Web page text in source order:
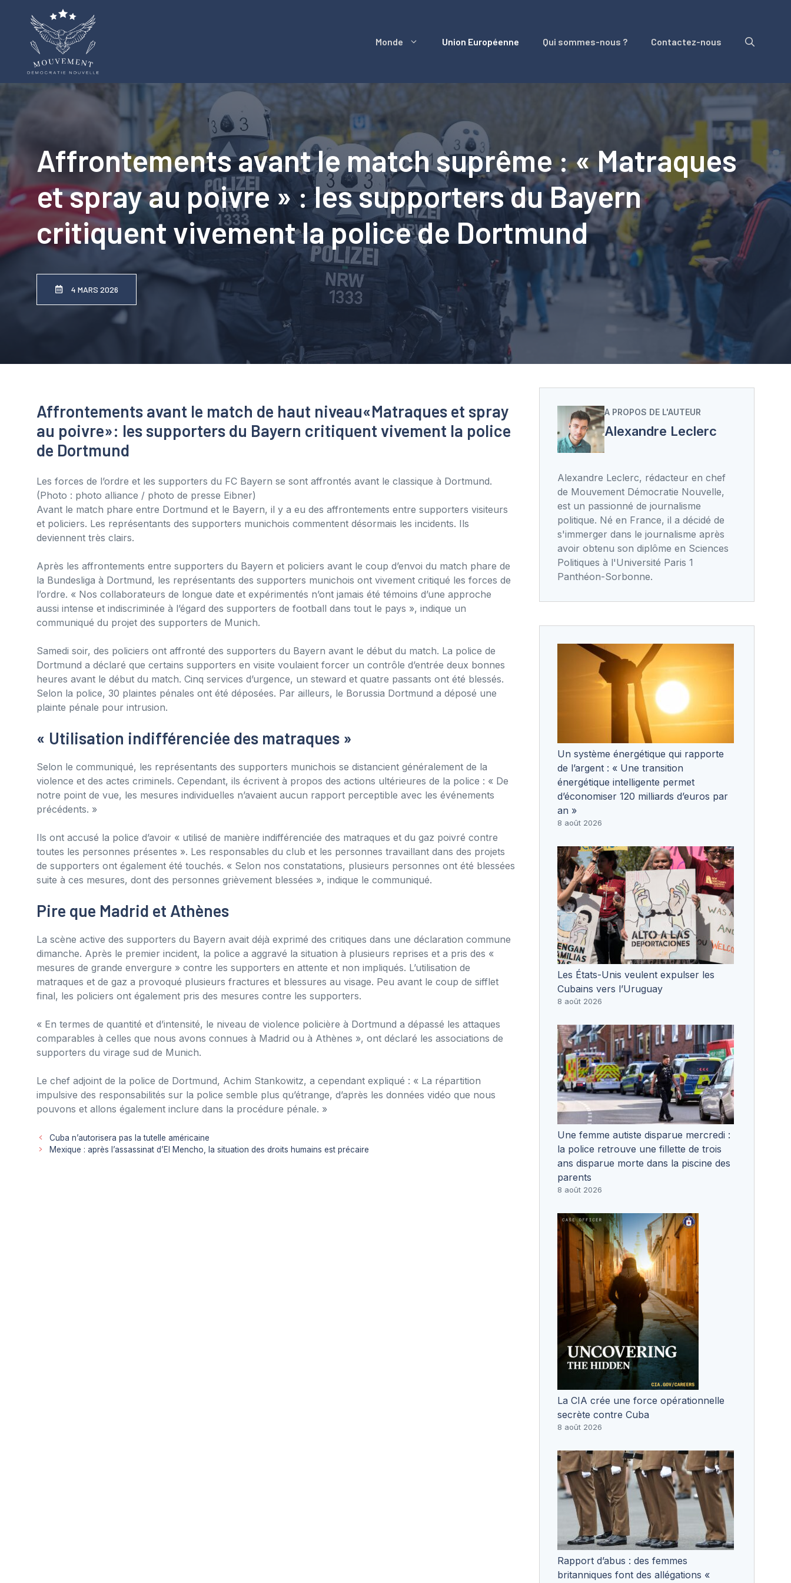
Monde Union Européenne Qui sommes-nous ? Contactez-nous
Affrontements avant le match suprême : « Matraques
et spray au poivre » : les supporters du Bayern
critiquent vivement la police de Dortmund
4 MARS 2026
Affrontements avant le match de haut niveau«Matraques et spray
au poivre»: les supporters du Bayern critiquent vivement la police
de Dortmund
Les forces de l’ordre et les supporters du FC Bayern se sont affrontés avant le classique à Dortmund.
(Photo : photo alliance / photo de presse Eibner)
Avant le match phare entre Dortmund et le Bayern, il y a eu des affrontements entre supporters visiteurs
et policiers. Les représentants des supporters munichois commentent désormais les incidents. Ils
deviennent très clairs.
Après les affrontements entre supporters du Bayern et policiers avant le coup d’envoi du match phare de
la Bundesliga à Dortmund, les représentants des supporters munichois ont vivement critiqué les forces de
l’ordre. « Nos collaborateurs de longue date et expérimentés n’ont jamais été témoins d’une approche
aussi intense et indiscriminée à l’égard des supporters de football dans tout le pays », indique un
communiqué du projet des supporters de Munich.
Samedi soir, des policiers ont affronté des supporters du Bayern avant le début du match. La police de
Dortmund a déclaré que certains supporters en visite voulaient forcer un contrôle d’entrée deux bonnes
heures avant le début du match. Cinq services d’urgence, un steward et quatre passants ont été blessés.
Selon la police, 30 plaintes pénales ont été déposées. Par ailleurs, le Borussia Dortmund a déposé une
plainte pénale pour intrusion.
« Utilisation indifférenciée des matraques »
Selon le communiqué, les représentants des supporters munichois se distancient généralement de la
violence et des actes criminels. Cependant, ils écrivent à propos des actions ultérieures de la police : « De
notre point de vue, les mesures individuelles n’avaient aucun rapport perceptible avec les événements
précédents. »
Ils ont accusé la police d’avoir « utilisé de manière indifférenciée des matraques et du gaz poivré contre
toutes les personnes présentes ». Les responsables du club et les personnes travaillant dans des projets
de supporters ont également été touchés. « Selon nos constatations, plusieurs personnes ont été blessées
suite à ces mesures, dont des personnes grièvement blessées », indique le communiqué.
Pire que Madrid et Athènes
La scène active des supporters du Bayern avait déjà exprimé des critiques dans une déclaration commune
dimanche. Après le premier incident, la police a aggravé la situation à plusieurs reprises et a pris des «
mesures de grande envergure » contre les supporters en attente et non impliqués. L’utilisation de
matraques et de gaz a provoqué plusieurs fractures et blessures au visage. Peu avant le coup de sifflet
final, les policiers ont également pris des mesures contre les supporters.
« En termes de quantité et d’intensité, le niveau de violence policière à Dortmund a dépassé les attaques
comparables à celles que nous avons connues à Madrid ou à Athènes », ont déclaré les associations de
supporters du virage sud de Munich.
Le chef adjoint de la police de Dortmund, Achim Stankowitz, a cependant expliqué : « La répartition
impulsive des responsabilités sur la police semble plus qu’étrange, d’après les données vidéo que nous
pouvons et allons également inclure dans la procédure pénale. »
Cuba n’autorisera pas la tutelle américaine
Mexique : après l’assassinat d’El Mencho, la situation des droits humains est précaire
A PROPOS DE L'AUTEUR
Alexandre Leclerc
Alexandre Leclerc, rédacteur en chef
de Mouvement Démocratie Nouvelle,
est un passionné de journalisme
politique. Né en France, il a décidé de
s'immerger dans le journalisme après
avoir obtenu son diplôme en Sciences
Politiques à l'Université Paris 1
Panthéon-Sorbonne.
Un système énergétique qui rapporte
de l’argent : « Une transition
énergétique intelligente permet
d’économiser 120 milliards d’euros par
an »
8 août 2026
Les États-Unis veulent expulser les
Cubains vers l’Uruguay
8 août 2026
Une femme autiste disparue mercredi :
la police retrouve une fillette de trois
ans disparue morte dans la piscine des
parents
8 août 2026
La CIA crée une force opérationnelle
secrète contre Cuba
8 août 2026
Rapport d’abus : des femmes
britanniques font des allégations «